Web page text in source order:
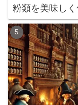
粉類を美味し